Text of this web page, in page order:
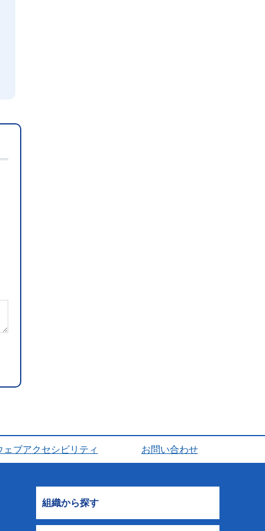
ェブアクセシビリティ お問い合わせ
組織から探す